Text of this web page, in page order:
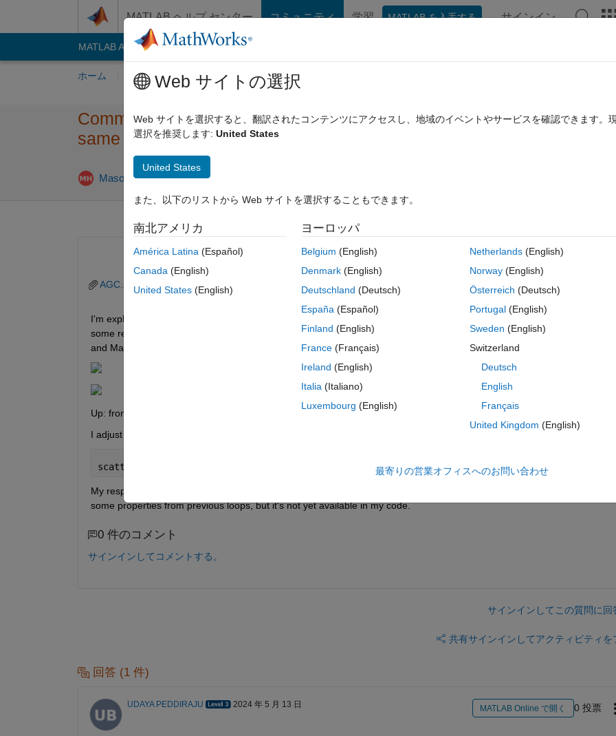
MATLAB ヘルプ センター コミュニティ 学習 MATLAB を入手する サインイン
MATLAB Answers File Exchange
ホーム 質問する 回答 閲覧 MATLAB に関する FAQ
Communications Toolbox - AGC module Matlab script does not yield
same output as Simulink block
Mason Huynh 2021 1 月 8
MATLAB Online で開く
AGC.zip
I'm exploring the AGC module of Communication, however the script does not execute as good as the Simulink models for
some reason. I'm testing it with a about 25 times scaled 16-QAM constellation. Injecting the same input to Simulink block
and Matlab script yield 2 different results, that the result from Simulink is far better than Matlab script as following:
Up: from Simulink, Down: from sciprt.
I adjust every properties the same between 2 models. The constellation of Simulink output is draw by:
scatterplot(out.new_agc.Data(:,:,end));
My respective code and Simulink model can be found attached. It's really strange to me, my guess is that AGC module
some properties from previous loops, but it's not yet available in my code.
0 件のコメント
サインインしてコメントする。
サインインしてこの質問に回
共有サインインしてアクティビティを
回答 (1 件)
UDAYA PEDDIRAJU 2024 年 5 月 13 日 MATLAB Online で開く 0 投票
Web サイトの選択
Web サイトを選択すると、翻訳されたコンテンツにアクセスし、地域のイベントやサービスを確認できます。
選択を推奨します: United States
United States
また、以下のリストから Web サイトを選択することもできます。
南北アメリカ
América Latina (Español)
Canada (English)
United States (English)
ヨーロッパ
Belgium (English)
Denmark (English)
Deutschland (Deutsch)
España (Español)
Finland (English)
France (Français)
Ireland (English)
Italia (Italiano)
Luxembourg (English)
Netherlands(English)
Norway(English)
Österreich (Deutsch)
Portugal(English)
Sweden (English)
Switzerland
Deutsch
English
Français
United Kingdom (English)
最寄りの営業オフィスへのお問い合わせ